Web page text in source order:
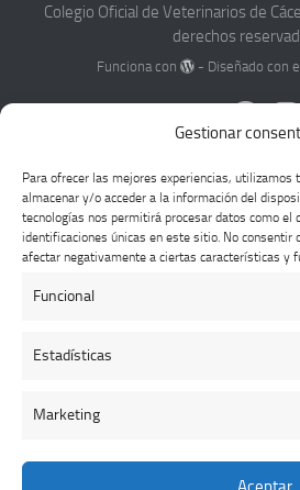
Gestionar
Para ofrecer las mejores experiencias, utilizamos
almacenar y/o acceder a la información del
tecnologías nos permitirá procesar datos como el
identificaciones únicas en este sitio. No consentir
afectar negativamente a ciertas características y
Funcional
Estadísticas
Marketing
Colegio Oficial de Veterinarios de
derechos
Funciona con - Diseñado con